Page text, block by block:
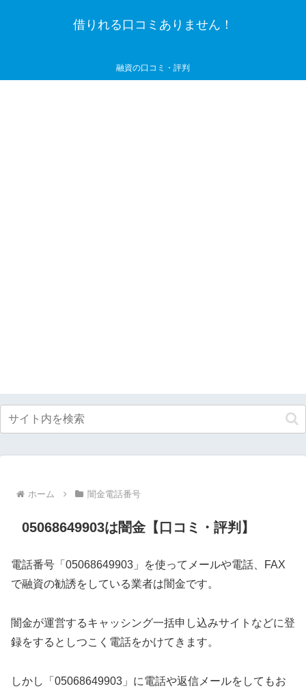
借りれる口コミありません！
融資の口コミ・評判
ホーム 闇金電話番号
05068649903は闇金【口コミ・評判】
電話番号「05068649903」を使ってメールや電話、FAX
で融資の勧誘をしている業者は闇金です。
闇金が運営するキャッシング一括申し込みサイトなどに登
録をするとしつこく電話をかけてきます。
しかし「05068649903」に電話や返信メールをしてもお